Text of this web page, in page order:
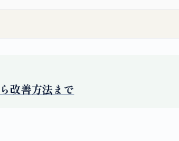
改善方法まで